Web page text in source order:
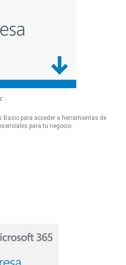
para acceder a herramientas de
para tu negocio.